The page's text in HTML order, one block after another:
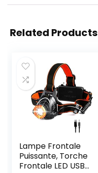
Related Products
Lampe Frontale
Puissante, Torche
Frontale LED USB